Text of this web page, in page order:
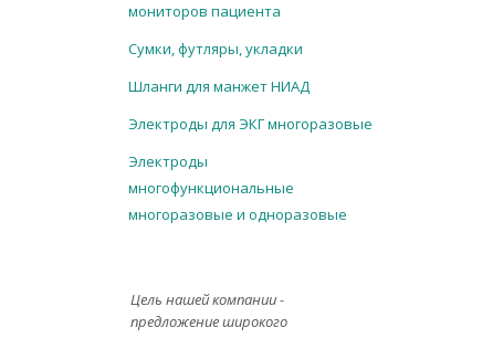
мониторов пациента
Сумки, футляры, укладки
Шланги для манжет НИАД
Электроды для ЭКГ многоразовые
Электроды
многофункциональные
многоразовые и одноразовые
Цель нашей компании -
предложение широкого